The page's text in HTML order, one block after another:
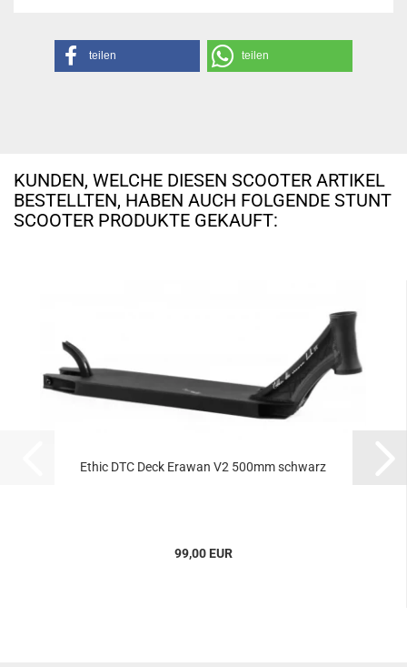
teilen teilen
KUNDEN, WELCHE DIESEN SCOOTER ARTIKEL
BESTELLTEN, HABEN AUCH FOLGENDE STUNT
SCOOTER PRODUKTE GEKAUFT:
Ethic DTC Deck Erawan V2 500mm schwarz
99,00 EUR